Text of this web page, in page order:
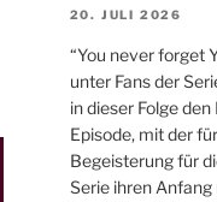
20. JULI 2026
“You never forget
unter Fans der
in dieser Folge
Episode, mit der
Begeisterung für
Serie ihren